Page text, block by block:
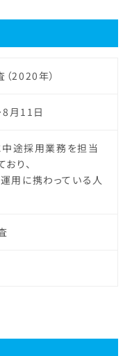
2020年）
月11日
途採用業務を担当
り、
用に携わっている人